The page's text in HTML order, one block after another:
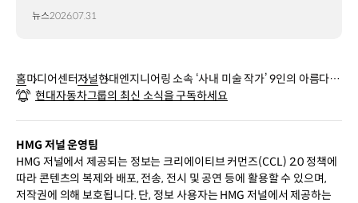
뉴스2026.07.31
홈미디어센터저널현대엔지니어링 소속 ‘사내 미술 작가’ 9인의 아름다운
작품을 만나다
현대자동차그룹의 최신 소식을 구독하세요
HMG 저널 운영팀
HMG 저널에서 제공되는 정보는 크리에이티브 커먼즈(CCL) 2.0 정책에
따라 콘텐츠의 복제와 배포, 전송, 전시 및 공연 등에 활용할 수 있으며,
저작권에 의해 보호됩니다. 단, 정보 사용자는 HMG 저널에서 제공하는